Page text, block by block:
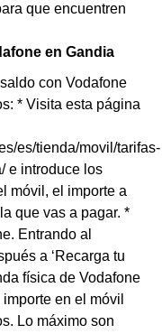
que encuentren
en Gandia
con Vodafone
* Visita esta página
es/tienda/movil/tarifas-
e introduce los
móvil, el importe a
que vas a pagar. *
Entrando al
a ‘Recarga tu
física de Vodafone
en el móvil
Lo máximo son